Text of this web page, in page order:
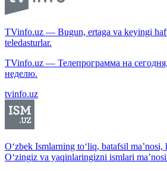
TVinfo.uz — Bugun, ertaga va keyingi
teledasturlar.
TVinfo.uz — Телепрограмма на
неделю.
tvinfo.uz
O‘zbek Ismlarning to‘liq, batafsil
O‘zingiz va yaqinlaringizni ismlari